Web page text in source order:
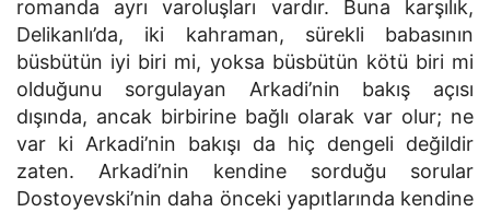
romanda ayrı varoluşları vardır. Buna karşılık,
Delikanlı’da, iki kahraman, sürekli babasının
büsbütün iyi biri mi, yoksa büsbütün kötü biri mi
olduğunu sorgulayan Arkadi’nin bakış açısı
dışında, ancak birbirine bağlı olarak var olur; ne
var ki Arkadi’nin bakışı da hiç dengeli değildir
zaten. Arkadi’nin kendine sorduğu sorular
Dostoyevski’nin daha önceki yapıtlarında kendine